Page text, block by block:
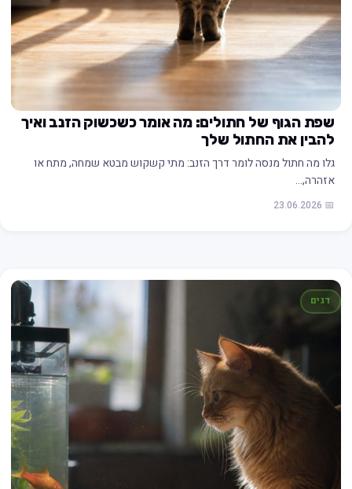
שפת הגוף של חתולים: מה אומר כשכשוק הזנב ואיך
להבין את החתול שלך
גלו מה חתול מנסה לומר דרך הזנב: מתי קשקוש מבטא שמחה, מתח או
אזהרה,…
📅 23.06.2026
דגים